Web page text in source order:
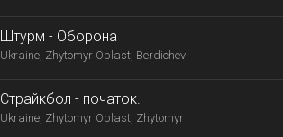
Штурм - Оборона
Ukraine, Zhytomyr Oblast, Berdichev
Страйкбол - початок.
Ukraine, Zhytomyr Oblast, Zhytomyr